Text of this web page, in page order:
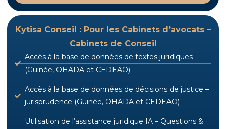
Kytisa Conseil : Pour les Cabinets d’avocats –
Cabinets de Conseil
Accès à la base de données de textes juridiques
(Guinée, OHADA et CEDEAO)
Accès à la base de données de décisions de justice –
jurisprudence (Guinée, OHADA et CEDEAO)
Utilisation de l’assistance juridique IA – Questions &